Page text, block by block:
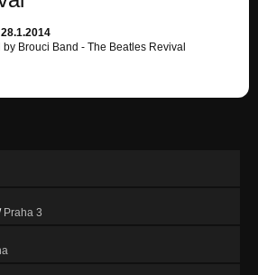
Brouci Band - The Beatles Revival
Praha 3